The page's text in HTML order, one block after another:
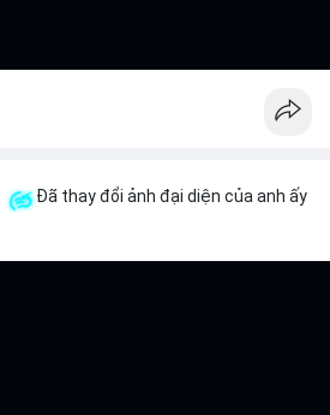
Đã thay đổi ảnh đại diện của anh ấy